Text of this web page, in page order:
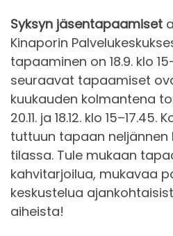
Syksyn jäsentapaamiset
Kinaporin
tapaaminen on 18.9. klo
seuraavat tapaamiset
kuukauden kolmantena
20.11. ja 18.12. klo
tuttuun tapaan neljännen
tilassa. Tule mukaan
kahvitarjoilua, mukavaa
keskustelua
aiheista!